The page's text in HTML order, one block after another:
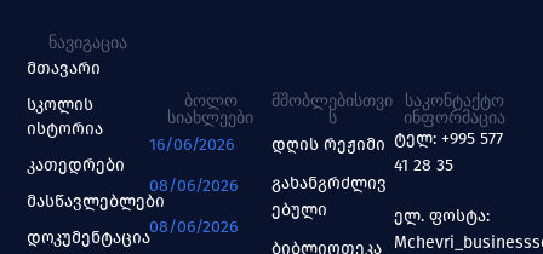
ᲜᲐᲕᲘᲒᲐᲪᲘᲐ
მთავარი
სკოლის
ისტორია
კათედრები
მასწავლებლები
დოკუმენტაცია
ᲑᲝᲚᲝ
ᲡᲘᲐᲮᲚᲔᲔᲑᲘ
16/06/2026
08/06/2026
08/06/2026
ᲛᲨᲝᲑᲚᲔᲑᲘᲡᲗᲕᲘ
Ს
დღის რეჟიმი
გახანგრძლივ
ებული
ბიბლიოთეკა
ᲡᲐᲙᲝᲜᲢᲐᲥᲢᲝ
ᲘᲜᲤᲝᲠᲛᲐᲪᲘᲐ
ტელ: +995 577
41 28 35
ელ. ფოსტა: